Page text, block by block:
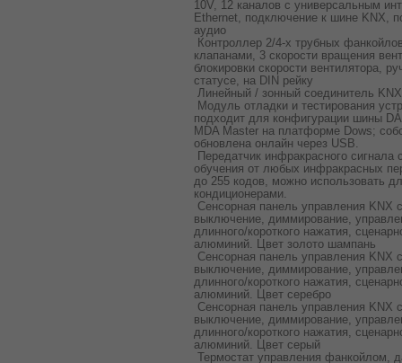
10V, 12 каналов с универсальным
Ethernet, подключение к шине KNX,
аудио
Контроллер 2/4-х трубных
клапанами, 3 скорости вращения
блокировки скорости вентилятора,
статусе, на DIN рейку
Линейный / зонный соединитель
Модуль отладки и тестирования
подходит для конфигурации шины
MDA Master на платформе Dows;
обновлена онлайн через USB.
Передатчик инфракрасного
обучения от любых инфракрасных
до 255 кодов, можно использовать
кондиционерами.
Сенсорная панель управления
выключение, диммирование,
длинного/короткого нажатия,
алюминий. Цвет золото шампань
Сенсорная панель управления
выключение, диммирование,
длинного/короткого нажатия,
алюминий. Цвет серебро
Сенсорная панель управления
выключение, диммирование,
длинного/короткого нажатия,
алюминий. Цвет серый
Термостат управления фанкойлом,